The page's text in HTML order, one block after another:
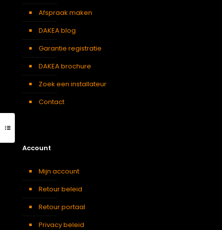
Afspraak maken
DAKEA blog
Garantie registratie
DAKEA brochure
Zoek een installateur
Contact
Account
Mijn account
Retour beleid
Retour portaal
Privacy beleid